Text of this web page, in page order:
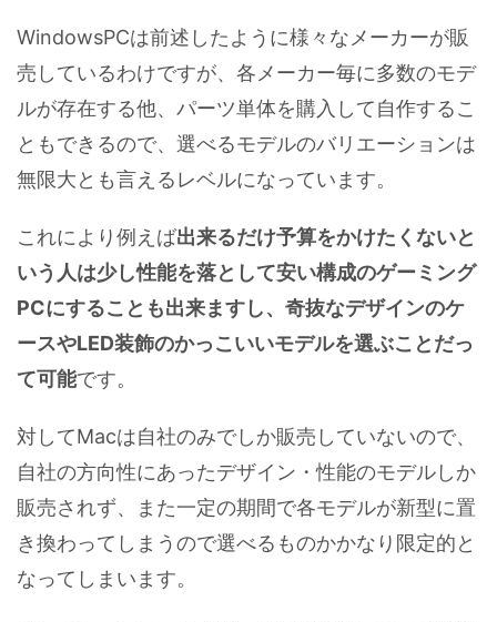
WindowsPCは前述したように様々なメーカーが販
売しているわけですが、各メーカー毎に多数のモデ
ルが存在する他、パーツ単体を購入して自作するこ
ともできるので、選べるモデルのバリエーションは
無限大とも言えるレベルになっています。
これにより例えば出来るだけ予算をかけたくないと
いう人は少し性能を落として安い構成のゲーミング
PCにすることも出来ますし、奇抜なデザインのケ
ースやLED装飾のかっこいいモデルを選ぶことだっ
て可能です。
対してMacは自社のみでしか販売していないので、
自社の方向性にあったデザイン・性能のモデルしか
販売されず、また一定の期間で各モデルが新型に置
き換わってしまうので選べるものかかなり限定的と
なってしまいます。